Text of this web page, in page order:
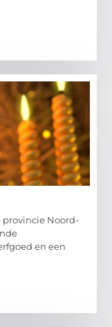
provincie Noord-
en een